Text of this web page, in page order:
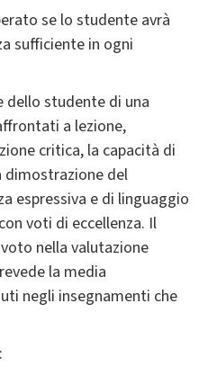
se lo studente avrà
sufficiente in ogni
studente di una
a lezione,
critica, la capacità di
del
espressiva e di linguaggio
voti di eccellenza. Il
nella valutazione
la media
negli insegnamenti che